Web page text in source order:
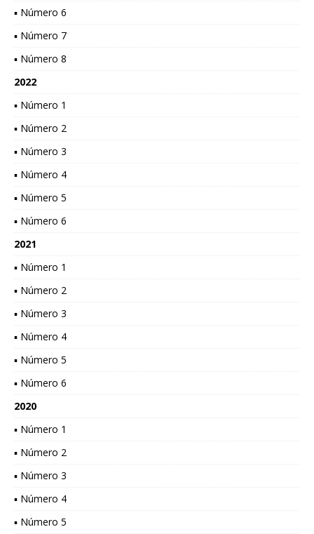
▪ Número 6
▪ Número 7
▪ Número 8
2022
▪ Número 1
▪ Número 2
▪ Número 3
▪ Número 4
▪ Número 5
▪ Número 6
2021
▪ Número 1
▪ Número 2
▪ Número 3
▪ Número 4
▪ Número 5
▪ Número 6
2020
▪ Número 1
▪ Número 2
▪ Número 3
▪ Número 4
▪ Número 5